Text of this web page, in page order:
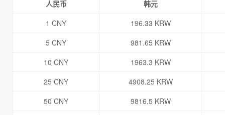
人民币
韩元
1 CNY
196.33 KRW
5 CNY
981.65 KRW
10 CNY
1963.3 KRW
25 CNY
4908.25 KRW
50 CNY
9816.5 KRW